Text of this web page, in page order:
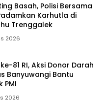
Basah, Polisi Bersama
Karhutla di
Trenggalek
2026
81 RI, Aksi Donor Darah
Banyuwangi Bantu
PMI
2026